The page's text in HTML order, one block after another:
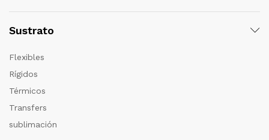
Sustrato
Flexibles
Rígidos
Térmicos
Transfers
sublimación